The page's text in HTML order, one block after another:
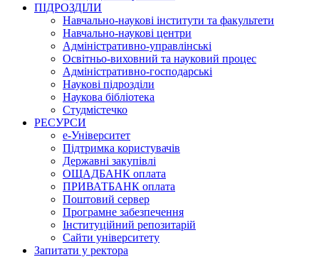
ПІДРОЗДІЛИ
Навчально-наукові інститути та факультети
Навчально-наукові центри
Адміністративно-управлінські
Освітньо-виховний та науковий процес
Адміністративно-господарські
Наукові підрозділи
Наукова бібліотека
Студмістечко
РЕСУРСИ
е-Університет
Підтримка користувачів
Державні закупівлі
ОЩАДБАНК оплата
ПРИВАТБАНК оплата
Поштовий сервер
Програмне забезпечення
Інституційний репозитарій
Сайти університету
Запитати у ректора